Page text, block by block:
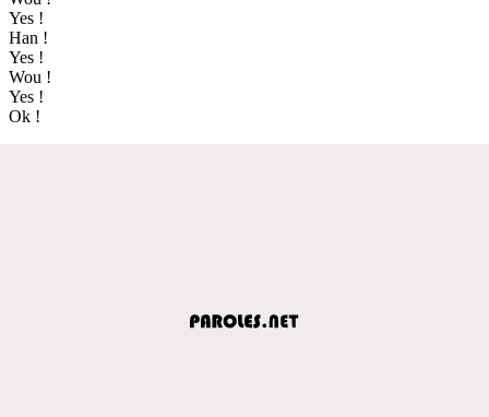
Yes !
Han !
Yes !
Wou !
Yes !
Ok !